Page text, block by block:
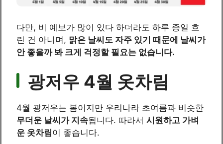
다만, 비 예보가 많이 있다 하더라도 하루 종일 흐
린 건 아니며, 맑은 날씨도 자주 있기 때문에 날씨가
안 좋을까 봐 크게 걱정할 필요는 없습니다.
광저우 4월 옷차림
4월 광저우는 봄이지만 우리나라 초여름과 비슷한
무더운 날씨가 지속됩니다. 따라서 시원하고 가벼
운 옷차림이 좋습니다.